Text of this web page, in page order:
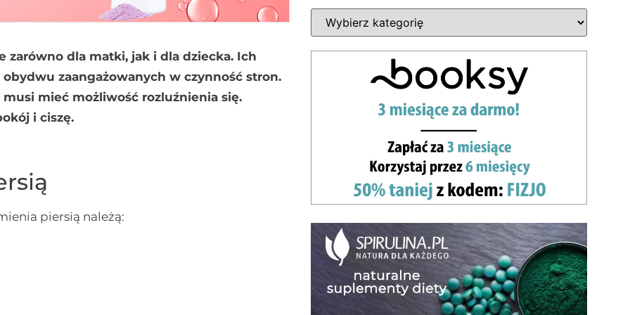
zarówno dla matki, jak i dla dziecka. Ich
zaangażowanych w czynność stron.
mieć możliwość rozluźnienia się.
i ciszę.
piersią należą: